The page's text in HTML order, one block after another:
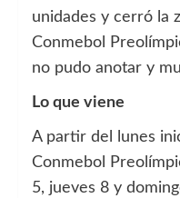
unidades y cerró la
Conmebol
no pudo anotar y
Lo que viene
A partir del lunes
Conmebol
5, jueves 8 y